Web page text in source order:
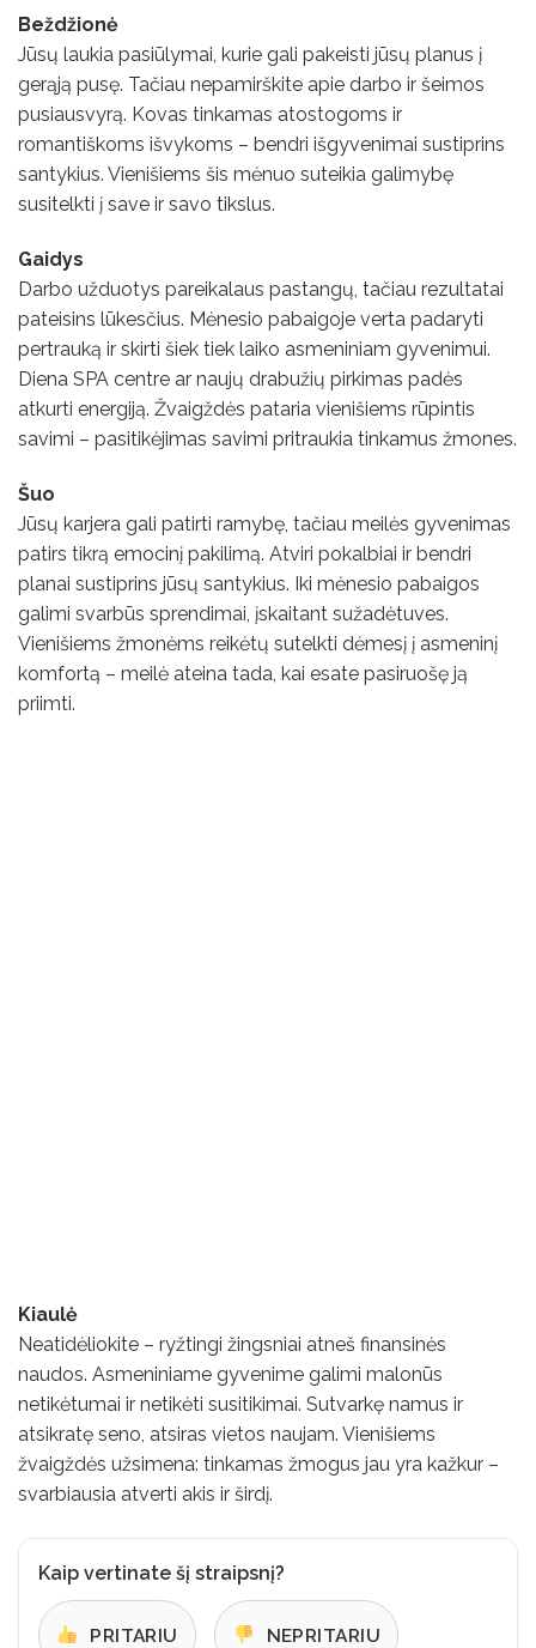
Beždžionė
Jūsų laukia pasiūlymai, kurie gali pakeisti jūsų planus į
gerąją pusę. Tačiau nepamirškite apie darbo ir šeimos
pusiausvyrą. Kovas tinkamas atostogoms ir
romantiškoms išvykoms – bendri išgyvenimai sustiprins
santykius. Vienišiems šis mėnuo suteikia galimybę
susitelkti į save ir savo tikslus.
Gaidys
Darbo užduotys pareikalaus pastangų, tačiau rezultatai
pateisins lūkesčius. Mėnesio pabaigoje verta padaryti
pertrauką ir skirti šiek tiek laiko asmeniniam gyvenimui.
Diena SPA centre ar naujų drabužių pirkimas padės
atkurti energiją. Žvaigždės pataria vienišiems rūpintis
savimi – pasitikėjimas savimi pritraukia tinkamus žmones.
Šuo
Jūsų karjera gali patirti ramybę, tačiau meilės gyvenimas
patirs tikrą emocinį pakilimą. Atviri pokalbiai ir bendri
planai sustiprins jūsų santykius. Iki mėnesio pabaigos
galimi svarbūs sprendimai, įskaitant sužadėtuves.
Vienišiems žmonėms reikėtų sutelkti dėmesį į asmeninį
komfortą – meilė ateina tada, kai esate pasiruošę ją
priimti.
Kiaulė
Neatidėliokite – ryžtingi žingsniai atneš finansinės
naudos. Asmeniniame gyvenime galimi malonūs
netikėtumai ir netikėti susitikimai. Sutvarkę namus ir
atsikratę seno, atsiras vietos naujam. Vienišiems
žvaigždės užsimena: tinkamas žmogus jau yra kažkur –
svarbiausia atverti akis ir širdį.
Kaip vertinate šį straipsnį?
PRITARIU NEPRITARIU